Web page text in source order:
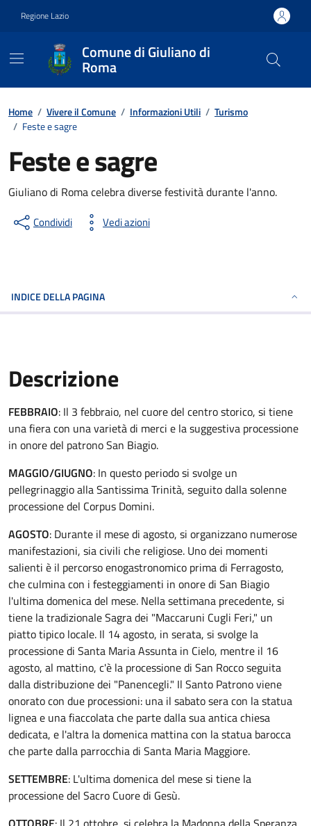
Regione Lazio
Comune di Giuliano di
Roma
Contenuti in evidenza
Home / Vivere il Comune / Informazioni Utili / Turismo
/ Feste e sagre
Feste e sagre
Giuliano di Roma celebra diverse festività durante l'anno.
Condividi Vedi azioni
INDICE DELLA PAGINA
Descrizione
FEBBRAIO: Il 3 febbraio, nel cuore del centro storico, si tiene
una fiera con una varietà di merci e la suggestiva processione
in onore del patrono San Biagio.
MAGGIO/GIUGNO: In questo periodo si svolge un
pellegrinaggio alla Santissima Trinità, seguito dalla solenne
processione del Corpus Domini.
AGOSTO: Durante il mese di agosto, si organizzano numerose
manifestazioni, sia civili che religiose. Uno dei momenti
salienti è il percorso enogastronomico prima di Ferragosto,
che culmina con i festeggiamenti in onore di San Biagio
l'ultima domenica del mese. Nella settimana precedente, si
tiene la tradizionale Sagra dei "Maccaruni Cugli Feri," un
piatto tipico locale. Il 14 agosto, in serata, si svolge la
processione di Santa Maria Assunta in Cielo, mentre il 16
agosto, al mattino, c'è la processione di San Rocco seguita
dalla distribuzione dei "Panencegli." Il Santo Patrono viene
onorato con due processioni: una il sabato sera con la statua
lignea e una fiaccolata che parte dalla sua antica chiesa
dedicata, e l'altra la domenica mattina con la statua barocca
che parte dalla parrocchia di Santa Maria Maggiore.
SETTEMBRE: L'ultima domenica del mese si tiene la
processione del Sacro Cuore di Gesù.